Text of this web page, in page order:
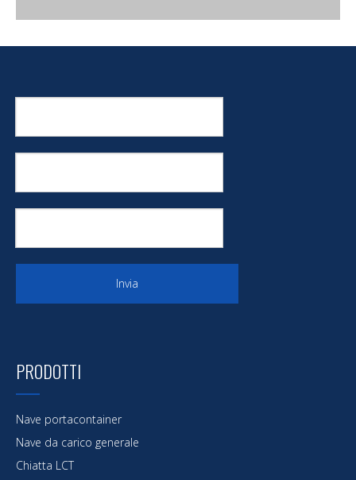
Invia
PRODOTTI
Nave portacontainer
Nave da carico generale
Chiatta LCT